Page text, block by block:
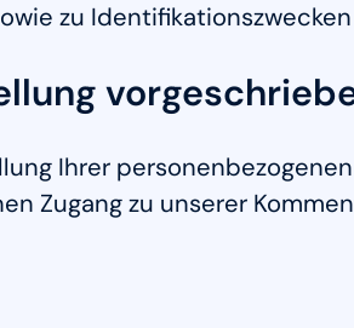
zu
Ihrer
Zugang zu unserer